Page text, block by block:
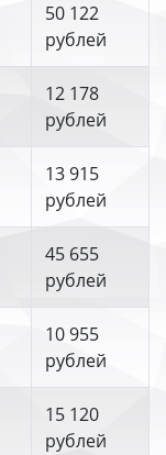
50 122
рублей
12 178
рублей
13 915
рублей
45 655
рублей
10 955
рублей
15 120
рублей